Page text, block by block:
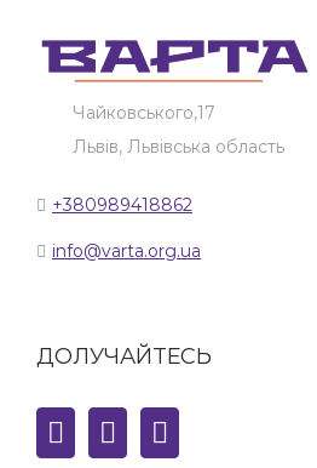
Чайковського,17
Львів, Львівська область
+380989418862
info@varta.org.ua
ДОЛУЧАЙТЕСЬ